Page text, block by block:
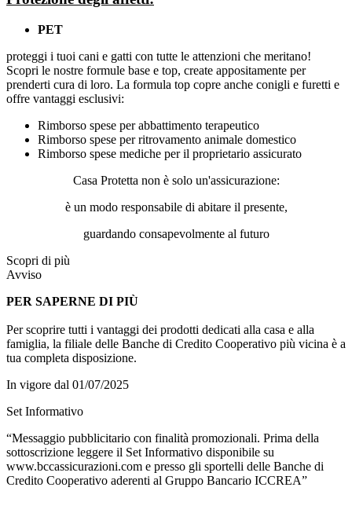
PET
proteggi i tuoi cani e gatti con tutte le attenzioni che meritano!
Scopri le nostre formule base e top, create appositamente per
prenderti cura di loro. La formula top copre anche conigli e furetti e
offre vantaggi esclusivi:
Rimborso spese per abbattimento terapeutico
Rimborso spese per ritrovamento animale domestico
Rimborso spese mediche per il proprietario assicurato
Casa Protetta non è solo un'assicurazione:
è un modo responsabile di abitare il presente,
guardando consapevolmente al futuro
Scopri di più
Avviso
PER SAPERNE DI PIÙ
Per scoprire tutti i vantaggi dei prodotti dedicati alla casa e alla
famiglia, la filiale delle Banche di Credito Cooperativo più vicina è a
tua completa disposizione.
In vigore dal 01/07/2025
Set Informativo
“Messaggio pubblicitario con finalità promozionali. Prima della
sottoscrizione leggere il Set Informativo disponibile su
www.bccassicurazioni.com e presso gli sportelli delle Banche di
Credito Cooperativo aderenti al Gruppo Bancario ICCREA”